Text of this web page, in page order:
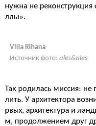
нужна не
ллы».
Villa Rihana
Источник фото: ales&ales
Так родилась миссия: не
лить. У архитектора
рвых, архитектура и
м, продолжением друг